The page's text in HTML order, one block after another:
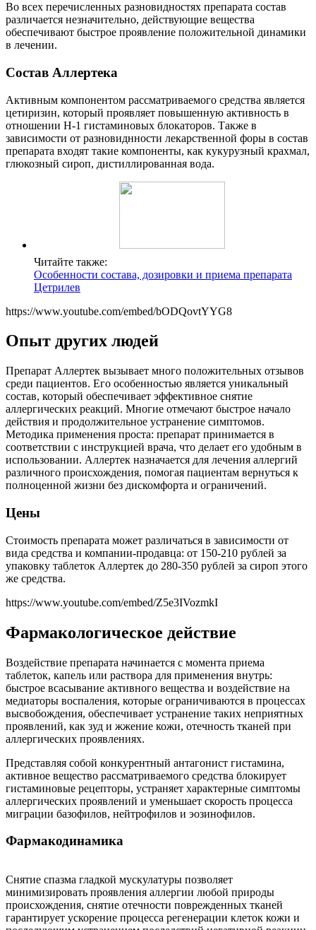
Во всех перечисленных разновидностях препарата состав
различается незначительно, действующие вещества
обеспечивают быстрое проявление положительной динамики
в лечении.
Состав Аллертека
Активным компонентом рассматриваемого средства является
цетиризин, который проявляет повышенную активность в
отношении Н-1 гистаминовых блокаторов. Также в
зависимости от разновиднности лекарственной форы в состав
препарата входят такие компоненты, как кукурузный крахмал,
глюкозный сироп, дистиллированная вода.
Читайте также:
Особенности состава, дозировки и приема препарата
Цетрилев
https://www.youtube.com/embed/bODQovtYYG8
Опыт других людей
Препарат Аллертек вызывает много положительных отзывов
среди пациентов. Его особенностью является уникальный
состав, который обеспечивает эффективное снятие
аллергических реакций. Многие отмечают быстрое начало
действия и продолжительное устранение симптомов.
Методика применения проста: препарат принимается в
соответствии с инструкцией врача, что делает его удобным в
использовании. Аллертек назначается для лечения аллергий
различного происхождения, помогая пациентам вернуться к
полноценной жизни без дискомфорта и ограничений.
Цены
Стоимость препарата может различаться в зависимости от
вида средства и компании-продавца: от 150-210 рублей за
упаковку таблеток Аллертек до 280-350 рублей за сироп этого
же средства.
https://www.youtube.com/embed/Z5e3IVozmkI
Фармакологическое действие
Воздействие препарата начинается с момента приема
таблеток, капель или раствора для применения внутрь:
быстрое всасывание активного вещества и воздействие на
медиаторы воспаления, которые ограничиваются в процессах
высвобождения, обеспечивает устранение таких неприятных
проявлений, как зуд и жжение кожи, отечность тканей при
аллергических проявлениях.
Представляя собой конкурентный антагонист гистамина,
активное вещество рассматриваемого средства блокирует
гистаминовые рецепторы, устраняет характерные симптомы
аллергических проявлений и уменьшает скорость процесса
миграции базофилов, нейтрофилов и эозинофилов.
Фармакодинамика
Снятие спазма гладкой мускулатуры позволяет
минимизировать проявления аллергии любой природы
происхождения, снятие отечности поврежденных тканей
гарантирует ускорение процесса регенерации клеток кожи и